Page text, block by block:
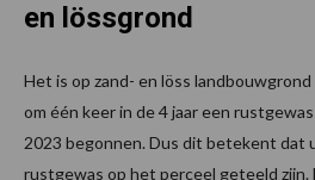
en lössgrond
Het is op zand- en löss
om één keer in de 4 jaar een
2023 begonnen. Dus dit betekent dat
rustgewas op het perceel geteeld